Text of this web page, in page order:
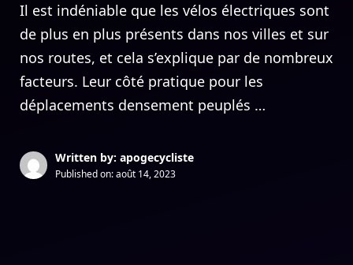
Il est indéniable que les vélos électriques sont
de plus en plus présents dans nos villes et sur
nos routes, et cela s’explique par de nombreux
facteurs. Leur côté pratique pour les
déplacements densement peuplés …
Written by: apogecycliste
Published on:août 14, 2023